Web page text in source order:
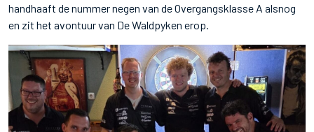
handhaaft de nummer negen van de Overgangsklasse A alsnog
en zit het avontuur van De Waldpyken erop.